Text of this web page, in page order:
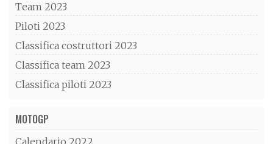
Team 2023
Piloti 2023
Classifica costruttori 2023
Classifica team 2023
Classifica piloti 2023
MOTOGP